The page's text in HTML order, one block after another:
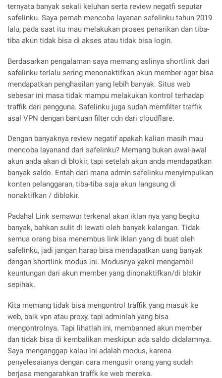
ternyata banyak sekali keluhan serta review negatfi seputar
safelinku. Saya pernah mencoba layanan safelinku tahun 2019
lalu, pada saat itu mau melakukan proses penarikan dan tiba-
tiba akun tidak bisa di akses atau tidak bisa login.
Berdasarkan pengalaman saya memang aslinya shortlink dari
safelinku terlalu sering menonaktifkan akun member agar bisa
mendapatkan penghasilan yang lebih banyak. Situs web
sebesar ini masa tidak mampu melakukan kontrol terhadap
traffik dari pengguna. Safelinku juga sudah memfilter traffik
asal VPN dengan bantuan filter cdn dari cloudflare.
Dengan banyaknya review negatif apakah kalian masih mau
mencoba layanand dari safelinku? Memang bukan awal-awal
akun anda akan di blokir, tapi setelah akun anda mendapatkan
banyak saldo. Entah dari mana admin safelinku menyimpulkan
konten pelanggaran, tiba-tiba saja akun langsung di
nonaktifkan / diblokir.
Padahal Link semawur terkenal akan iklan nya yang begitu
banyak, bahkan sulit di lewati oleh banyak kalangan. Tidak
semua orang bisa menembus link iklan yang di buat oleh
safelinku, jadi jangan harap bisa mendapatkan uang banyak
dengan shortlink modus ini. Modusnya yakni mengambil
keuntungan dari akun member yang dinonaktifkan/di blokir
sepihak.
Kita memang tidak bisa mengontrol traffik yang masuk ke
web, baik vpn atau proxy, tapi adminlah yang bisa
mengontrolnya. Tapi lihatlah ini, membanned akun member
dan tidak bisa di kembalikan meskipun ada saldo didalamnya.
Saya menganggap kalau ini adalah modus, karena
penyelesaianya dengan cara mengusir orang yang sudah
berjasa mengarahkan traffk ke web mereka.